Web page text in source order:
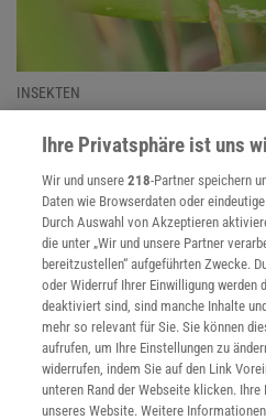
INSEKTEN
Heuschrecken wissen
Von wegen biblische Plage:
faszinierend, sondern wichtige
Manche sind in Gefahr, anderen
Weltwetterbehörde| Klima kippt
Domestikation| Als das Pferd zum
Männlichkeit | Kann »toxische
Ihre Privatsphäre ist uns
Wir und unsere218-Partner speichern
Daten wie Browserdaten oder
Durch Auswahl von Akzeptieren
die unter „Wir und unsere Partner
bereitzustellen“ aufgeführten Zwecke.
oder Widerruf Ihrer Einwilligung werden
deaktiviert sind, sind manche Inhalte
mehr so relevant für Sie. Sie können
aufrufen, um Ihre Einstellungen zu
widerrufen, indem Sie auf den Link
unteren Rand der Webseite klicken.
unseres Website. Weitere